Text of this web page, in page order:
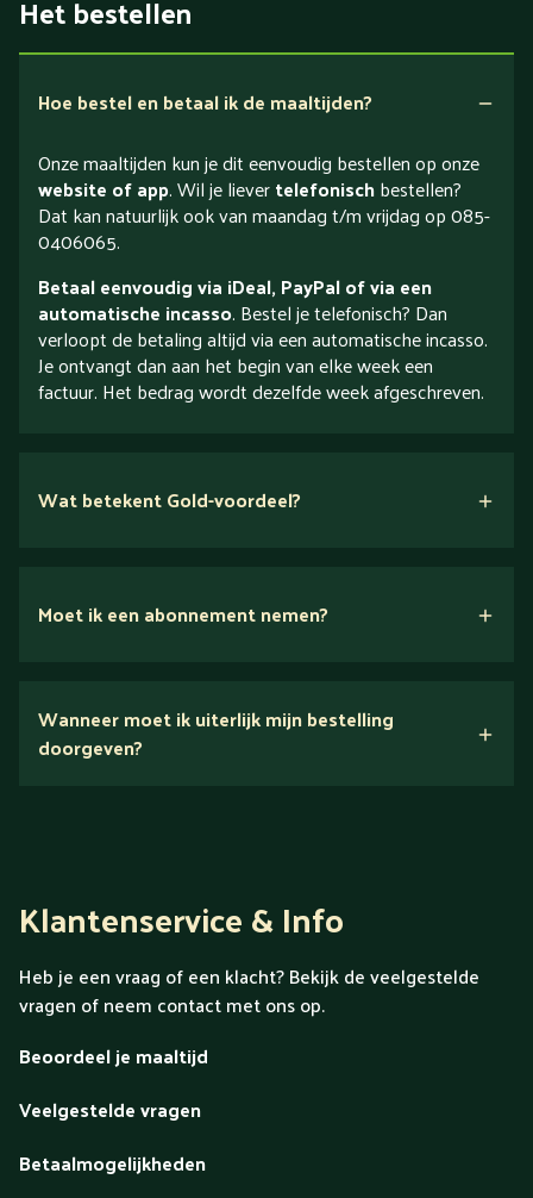
Het bestellen
Hoe bestel en betaal ik de maaltijden?
Onze maaltijden kun je dit eenvoudig bestellen op onze
website of app. Wil je lievertelefonischbestellen?
Dat kan natuurlijk ook van maandag t/m vrijdag op 085-
0406065.
Betaal eenvoudig via iDeal, PayPal of via een
automatische incasso. Bestel je telefonisch? Dan
verloopt de betaling altijd via een automatische incasso.
Je ontvangt dan aan het begin van elke week een
factuur. Het bedrag wordt dezelfde week afgeschreven.
Wat betekent Gold-voordeel?
Ontdek alles over Gold
Moet ik een abonnement nemen?
Wanneer moet ik uiterlijk mijn bestelling
doorgeven?
Klantenservice & Info
Heb je een vraag of een klacht? Bekijk de veelgestelde
vragen of neem contact met ons op.
Beoordeel je maaltijd
Veelgestelde vragen
Betaalmogelijkheden